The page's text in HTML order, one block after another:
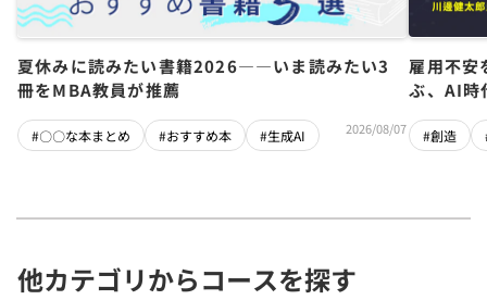
夏休みに読みたい書籍2026――いま読みたい3
冊をMBA教員が推薦
#〇〇な本まとめ #おすすめ本 #生成AI 2026/08/07
雇用不
ぶ、AI時
#創造
他カテゴリからコースを探す